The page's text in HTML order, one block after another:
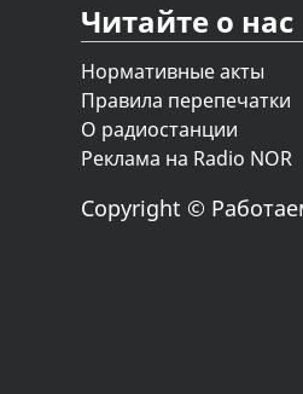
Читайте о нас
Нормативные акты
Правила перепечатки
О радиостанции
Реклама на Radio NOR
Copyright ©